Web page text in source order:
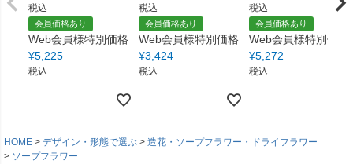
税込
会員価格あり
Web会員様特別価格
¥5,225
税込
税込
会員価格あり
Web会員様特別価格
¥3,424
税込
税込
会員価格あり
Web会員様特別価格
¥5,272
税込
HOME デザイン・形態で選ぶ
造花・ソープフラワー・ドライフラワー
ソープフラワー